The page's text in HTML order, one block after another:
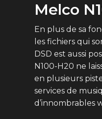
Melco
En plus de sa
les fichiers qui
DSD est aussi
N100-H20 ne
en plusieurs
services de
d’innombrables